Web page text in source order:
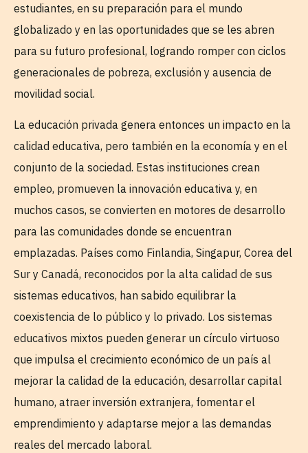
estudiantes, en su preparación para el mundo
globalizado y en las oportunidades que se les abren
para su futuro profesional, logrando romper con ciclos
generacionales de pobreza, exclusión y ausencia de
movilidad social.
La educación privada genera entonces un impacto en la
calidad educativa, pero también en la economía y en el
conjunto de la sociedad. Estas instituciones crean
empleo, promueven la innovación educativa y, en
muchos casos, se convierten en motores de desarrollo
para las comunidades donde se encuentran
emplazadas. Países como Finlandia, Singapur, Corea del
Sur y Canadá, reconocidos por la alta calidad de sus
sistemas educativos, han sabido equilibrar la
coexistencia de lo público y lo privado. Los sistemas
educativos mixtos pueden generar un círculo virtuoso
que impulsa el crecimiento económico de un país al
mejorar la calidad de la educación, desarrollar capital
humano, atraer inversión extranjera, fomentar el
emprendimiento y adaptarse mejor a las demandas
reales del mercado laboral.